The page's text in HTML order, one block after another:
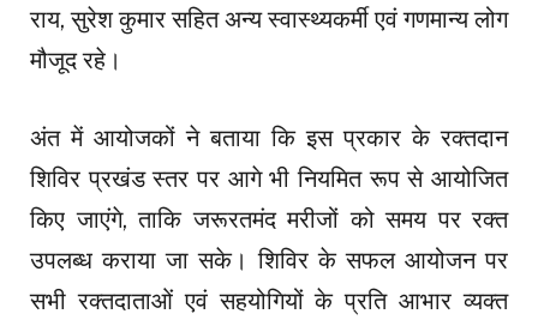
राय, सुरेश कुमार सहित अन्य स्वास्थ्यकर्मी एवं गणमान्य लोग
मौजूद रहे।
अंत में आयोजकों ने बताया कि इस प्रकार के रक्तदान
शिविर प्रखंड स्तर पर आगे भी नियमित रूप से आयोजित
किए जाएंगे, ताकि जरूरतमंद मरीजों को समय पर रक्त
उपलब्ध कराया जा सके। शिविर के सफल आयोजन पर
सभी रक्तदाताओं एवं सहयोगियों के प्रति आभार व्यक्त